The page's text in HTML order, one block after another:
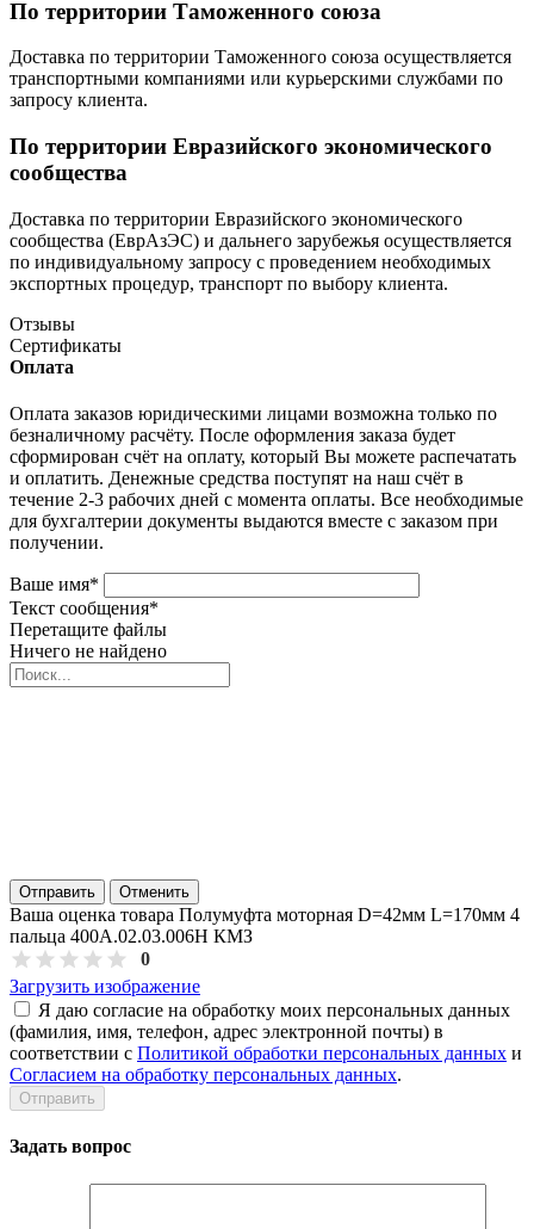
По территории Таможенного союза
Доставка по территории Таможенного союза осуществляется
транспортными компаниями или курьерскими службами по
запросу клиента.
По территории Евразийского экономического
сообщества
Доставка по территории Евразийского экономического
сообщества (ЕврАзЭС) и дальнего зарубежья осуществляется
по индивидуальному запросу с проведением необходимых
экспортных процедур, транспорт по выбору клиента.
Отзывы
Сертификаты
Оплата
Оплата заказов юридическими лицами возможна только по
безналичному расчёту. После оформления заказа будет
сформирован счёт на оплату, который Вы можете распечатать
и оплатить. Денежные средства поступят на наш счёт в
течение 2-3 рабочих дней с момента оплаты. Все необходимые
для бухгалтерии документы выдаются вместе с заказом при
получении.
Ваше имя*
Текст сообщения*
Перетащите файлы
Ничего не найдено
Отправить Отменить
Ваша оценка товара Полумуфта моторная D=42мм L=170мм 4
пальца 400А.02.03.006Н КМЗ
0
Загрузить изображение
Я даю согласие на обработку моих персональных данных
(фамилия, имя, телефон, адрес электронной почты) в
соответствии с Политикой обработки персональных данных и
Согласием на обработку персональных данных.
Задать вопрос